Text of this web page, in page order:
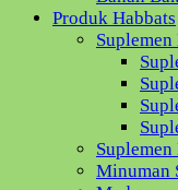
Produk Habbats
Minuman